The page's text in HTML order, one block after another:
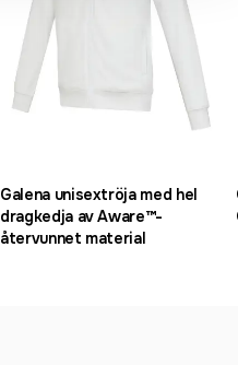
Galena unisextröja med hel
dragkedja av Aware™-
återvunnet material